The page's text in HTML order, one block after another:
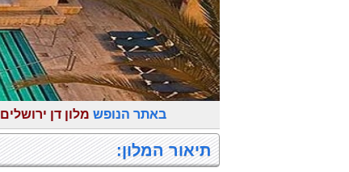
באתר הנופש מלון דן ירושלים
תיאור המלון: